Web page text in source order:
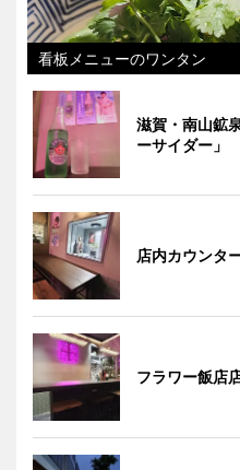
看板メニューのワンタン
滋賀・南山鉱
ーサイダー」
店内カウンタ
フラワー飯店